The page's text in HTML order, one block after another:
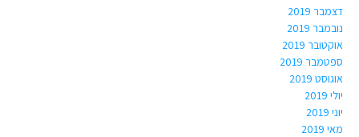
דצמבר 2019
נובמבר 2019
אוקטובר 2019
ספטמבר 2019
אוגוסט 2019
יולי 2019
יוני 2019
מאי 2019